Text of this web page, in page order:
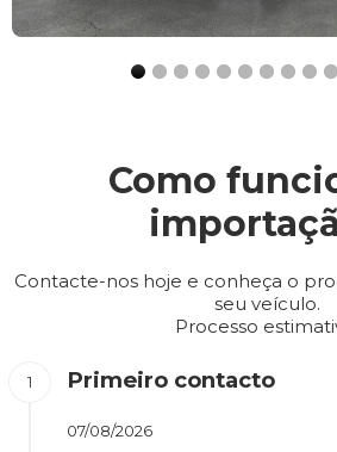
Como
Contacte-nos hoje e conheça o
seu veículo.
Processo
Primeiro contacto
07/08/2026